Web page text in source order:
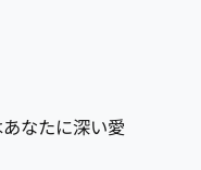
なたに深い愛